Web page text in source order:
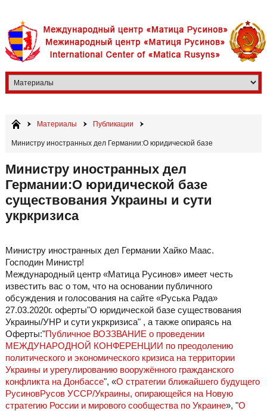
Материалы Публикации
Министру иностранных дел Германии:О юридической базе
Министру иностранных дел
Германии:О юридической базе
существования Украины и сути
укркризиса
Министру иностранных дел Германии Хайко Маас.
Господин Министр!
Международный центр «Матица Русинов» имеет честь
известить вас о том, что на основании публичного
обсуждения и голосования на сайте «Руська Рада»
27.03.2020г. оферты"О юридической базе существования
Украины/УНР и сути укркризиса" , а также опираясь на
Оферты:"Публичное ВОЗЗВАНИЕ о проведении
МЕЖДУНАРОДНОЙ КОНФЕРЕНЦИИ по преодолению
политического и экономического кризиса на территории
Украины и урегулированию вооружённого гражданского
конфликта на Донбассе", «О стратегии ближайшего будущего
РусиновРусов УССР/Украины, опирающейся на Новую
стратегию России и мирового сообщества по Украине», "О